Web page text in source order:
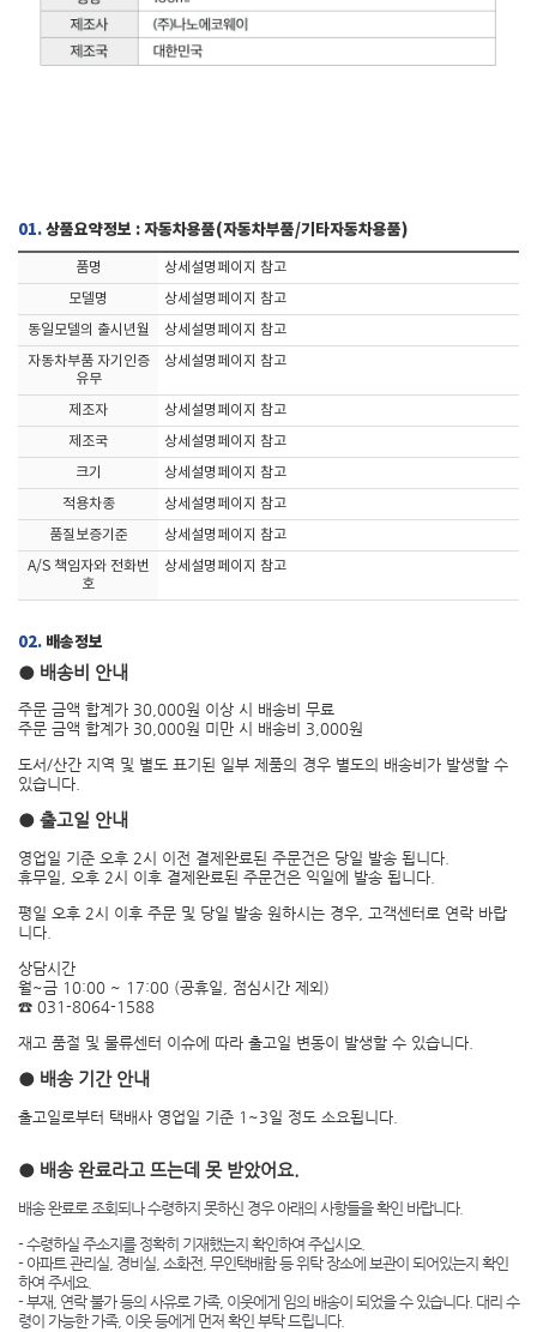
01.상품요약정보 : 자동차용품(자동차부품/기타자동차용품)
품명
상세설명페이지 참고
모델명
상세설명페이지 참고
동일모델의 출시년월
상세설명페이지 참고
자동차부품 자기인증
유무
상세설명페이지 참고
제조자
상세설명페이지 참고
제조국
상세설명페이지 참고
크기
상세설명페이지 참고
적용차종
상세설명페이지 참고
품질보증기준
상세설명페이지 참고
A/S 책임자와 전화번
호
상세설명페이지 참고
02. 배송정보
● 배송비 안내
주문 금액 합계가 30,000원 이상 시 배송비 무료
주문 금액 합계가 30,000원 미만 시 배송비 3,000원
도서/산간 지역 및 별도 표기된 일부 제품의 경우 별도의 배송비가 발생할 수
있습니다.
● 출고일 안내
영업일 기준 오후 2시 이전 결제완료된 주문건은 당일 발송 됩니다.
휴무일, 오후 2시 이후 결제완료된 주문건은 익일에 발송 됩니다.
평일 오후 2시 이후 주문 및 당일 발송 원하시는 경우, 고객센터로 연락 바랍
니다.
상담시간
월~금 10:00 ~ 17:00 (공휴일, 점심시간 제외)
☎ 031-8064-1588
재고 품절 및 물류센터 이슈에 따라 출고일 변동이 발생할 수 있습니다.
● 배송 기간 안내
출고일로부터 택배사 영업일 기준 1~3일 정도 소요됩니다.
● 배송 완료라고 뜨는데 못 받았어요.
배송 완료로 조회되나 수령하지 못하신 경우 아래의 사항들을 확인 바랍니다.
- 수령하실 주소지를 정확히 기재했는지 확인하여 주십시오.
- 아파트 관리실, 경비실, 소화전, 무인택배함 등 위탁 장소에 보관이 되어있는지 확인
하여 주세요.
- 부재, 연락 불가 등의 사유로 가족, 이웃에게 임의 배송이 되었을 수 있습니다. 대리 수
령이 가능한 가족, 이웃 등에게 먼저 확인 부탁 드립니다.